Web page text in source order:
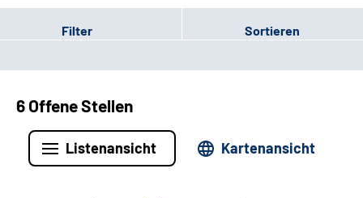
Filter Sortieren
6 Offene Stellen
Listenansicht Kartenansicht